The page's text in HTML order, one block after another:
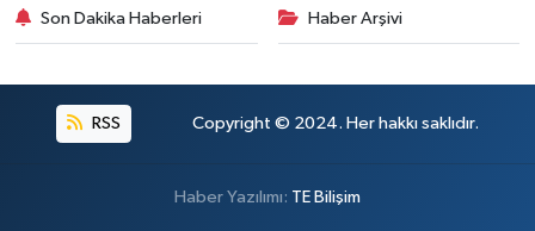
Son Dakika Haberleri Haber Arşivi
RSS Copyright © 2024. Her hakkı saklıdır.
Haber Yazılımı: TE Bilişim